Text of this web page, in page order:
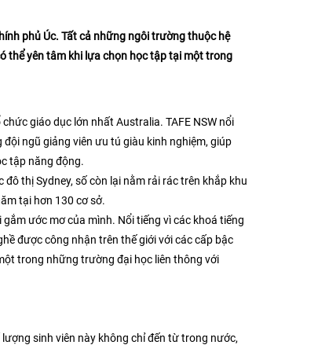
phủ Úc. Tất cả những ngôi trường thuộc hệ
thể yên tâm khi lựa chọn học tập tại một trong
giáo dục lớn nhất Australia. TAFE NSW nổi
ngũ giảng viên ưu tú giàu kinh nghiệm, giúp
tập năng động.
thị Sydney, số còn lại nằm rải rác trên khắp khu
tại hơn 130 cơ sở.
ước mơ của mình. Nổi tiếng vì các khoá tiếng
được công nhận trên thế giới với các cấp bậc
trong những trường đại học liên thông với
sinh viên này không chỉ đến từ trong nước,